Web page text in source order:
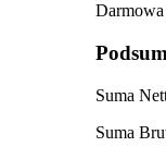
Suma
Suma